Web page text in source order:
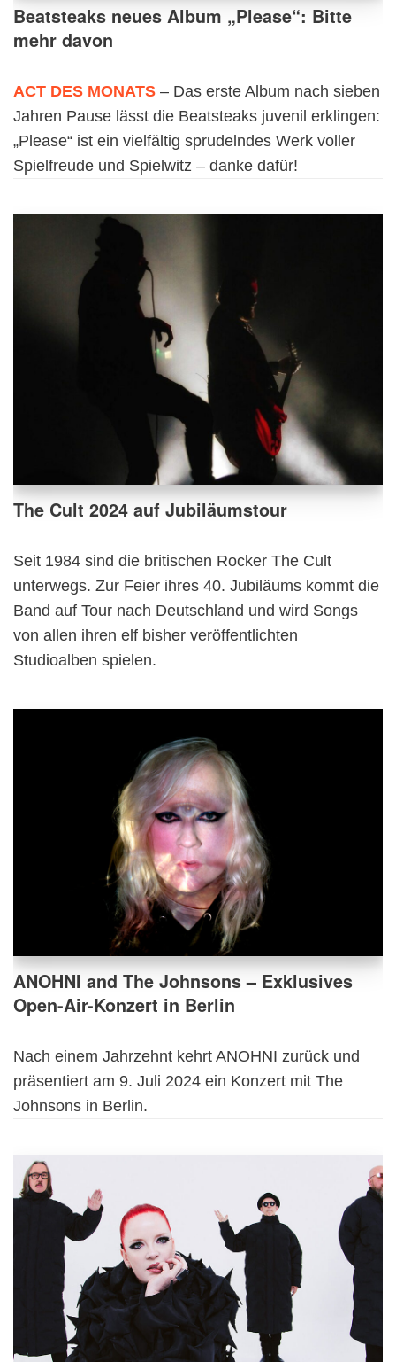
Beatsteaks neues Album „Please“: Bitte
mehr davon
ACT DES MONATS – Das erste Album nach sieben
Jahren Pause lässt die Beatsteaks juvenil erklingen:
„Please“ ist ein vielfältig sprudelndes Werk voller
Spielfreude und Spielwitz – danke dafür!
The Cult 2024 auf Jubiläumstour
Seit 1984 sind die britischen Rocker The Cult
unterwegs. Zur Feier ihres 40. Jubiläums kommt die
Band auf Tour nach Deutschland und wird Songs
von allen ihren elf bisher veröffentlichten
Studioalben spielen.
ANOHNI and The Johnsons – Exklusives
Open-Air-Konzert in Berlin
Nach einem Jahrzehnt kehrt ANOHNI zurück und
präsentiert am 9. Juli 2024 ein Konzert mit The
Johnsons in Berlin.